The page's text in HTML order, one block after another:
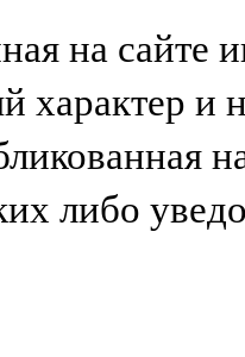
на сайте
и
либо